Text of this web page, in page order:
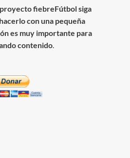
fiebreFútbol siga
con una pequeña
es muy importante para
contenido.